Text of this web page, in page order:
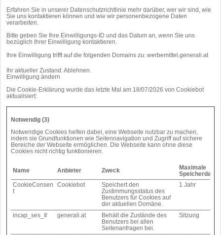
Erfahren Sie in unserer Datenschutzrichtlinie mehr darüber, wer wir sind, wie
Sie uns kontaktieren können und wie wir personenbezogene Daten
verarbeiten.
Bitte geben Sie Ihre Einwilligungs-ID und das Datum an, wenn Sie uns
bezüglich Ihrer Einwilligung kontaktieren.
Ihre Einwilligung trifft auf die folgenden Domains zu: werbemittel.generali.at
Ihr aktueller Zustand: Ablehnen.
Einwilligung ändern
Die Cookie-Erklärung wurde das letzte Mal am 18/07/2026 von Cookiebot
aktualisiert:
Notwendig (3)
Notwendige Cookies helfen dabei, eine Webseite nutzbar zu machen,
indem sie Grundfunktionen wie Seitennavigation und Zugriff auf sichere
Bereiche der Webseite ermöglichen. Die Webseite kann ohne diese
Cookies nicht richtig funktionieren.
Name Anbieter Zweck
Maximale
Speicherdauer
CookieConsen
t
Cookiebot
Speichert den
Zustimmungsstatus des
Benutzers für Cookies auf
der aktuellen Domäne.
1 Jahr
incap_ses_# generali.at
Behält die Zustände des
Benutzers bei allen
Seitenanfragen bei.
Sitzung